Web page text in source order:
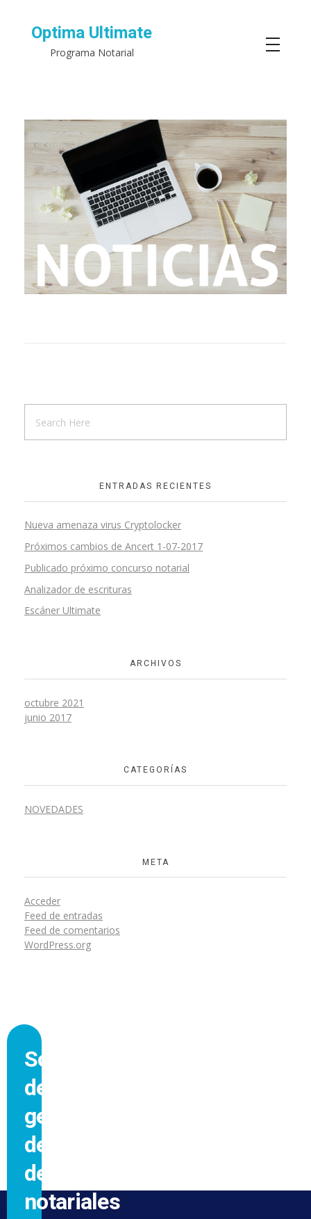
Optima Ultimate
Programa Notarial
ENTRADAS RECIENTES
Nueva amenaza virus Cryptolocker
Próximos cambios de Ancert 1-07-2017
Publicado próximo concurso notarial
Analizador de escrituras
Escáner Ultimate
ARCHIVOS
octubre 2021
junio 2017
CATEGORÍAS
NOVEDADES
META
Acceder
Feed de entradas
Feed de comentarios
WordPress.org
Software
de
gestión
de
despachos
notariales